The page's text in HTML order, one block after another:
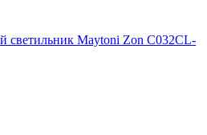
светильник Maytoni Zon C032CL-